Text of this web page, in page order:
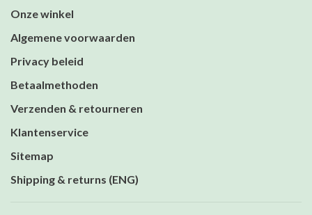
Onze winkel
Algemene voorwaarden
Privacy beleid
Betaalmethoden
Verzenden & retourneren
Klantenservice
Sitemap
Shipping & returns (ENG)